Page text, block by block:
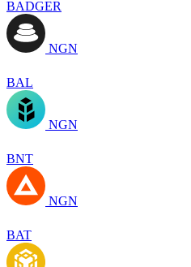
BADGER
NGN
BAL
NGN
BNT
NGN
BAT